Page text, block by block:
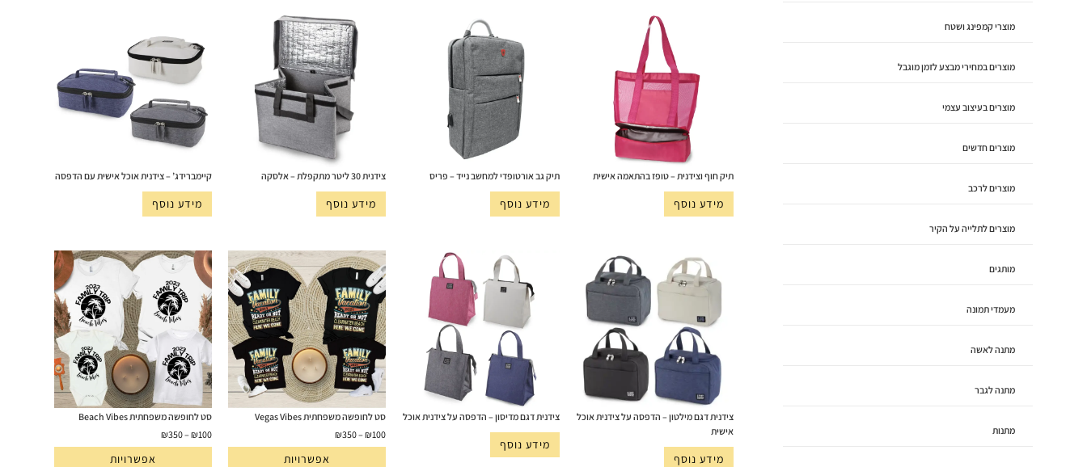
תיק חוף וצידנית – טופז בהתאמה אישית
מידע נוסף
תיק גב אורטופדי למחשב נייד – פריס
מידע נוסף
צידנית 30 ליטר מתקפלת – אלסקה
מידע נוסף
קיימברידג’ – צידנית אוכל אישית עם הדפסה
מידע נוסף
צידנית דגם מילטון – הדפסה על צידנית אוכל
אישית
מידע נוסף
צידנית דגם מדיסון – הדפסה על צידנית אוכל
מידע נוסף
סט לחופשה משפחתית Vegas Vibes
₪100
–
₪350
אפשרויות
סט לחופשה משפחתית Beach Vibes
₪100
–
₪350
אפשרויות
מוצרי קמפינג ושטח
מוצרים במחירי מבצע לזמן מוגבל
מוצרים בעיצוב עצמי
מוצרים חדשים
מוצרים לרכב
מוצרים לתלייה על הקיר
מותגים
מעמדי תמונה
מתנה לאשה
מתנה לגבר
מתנות